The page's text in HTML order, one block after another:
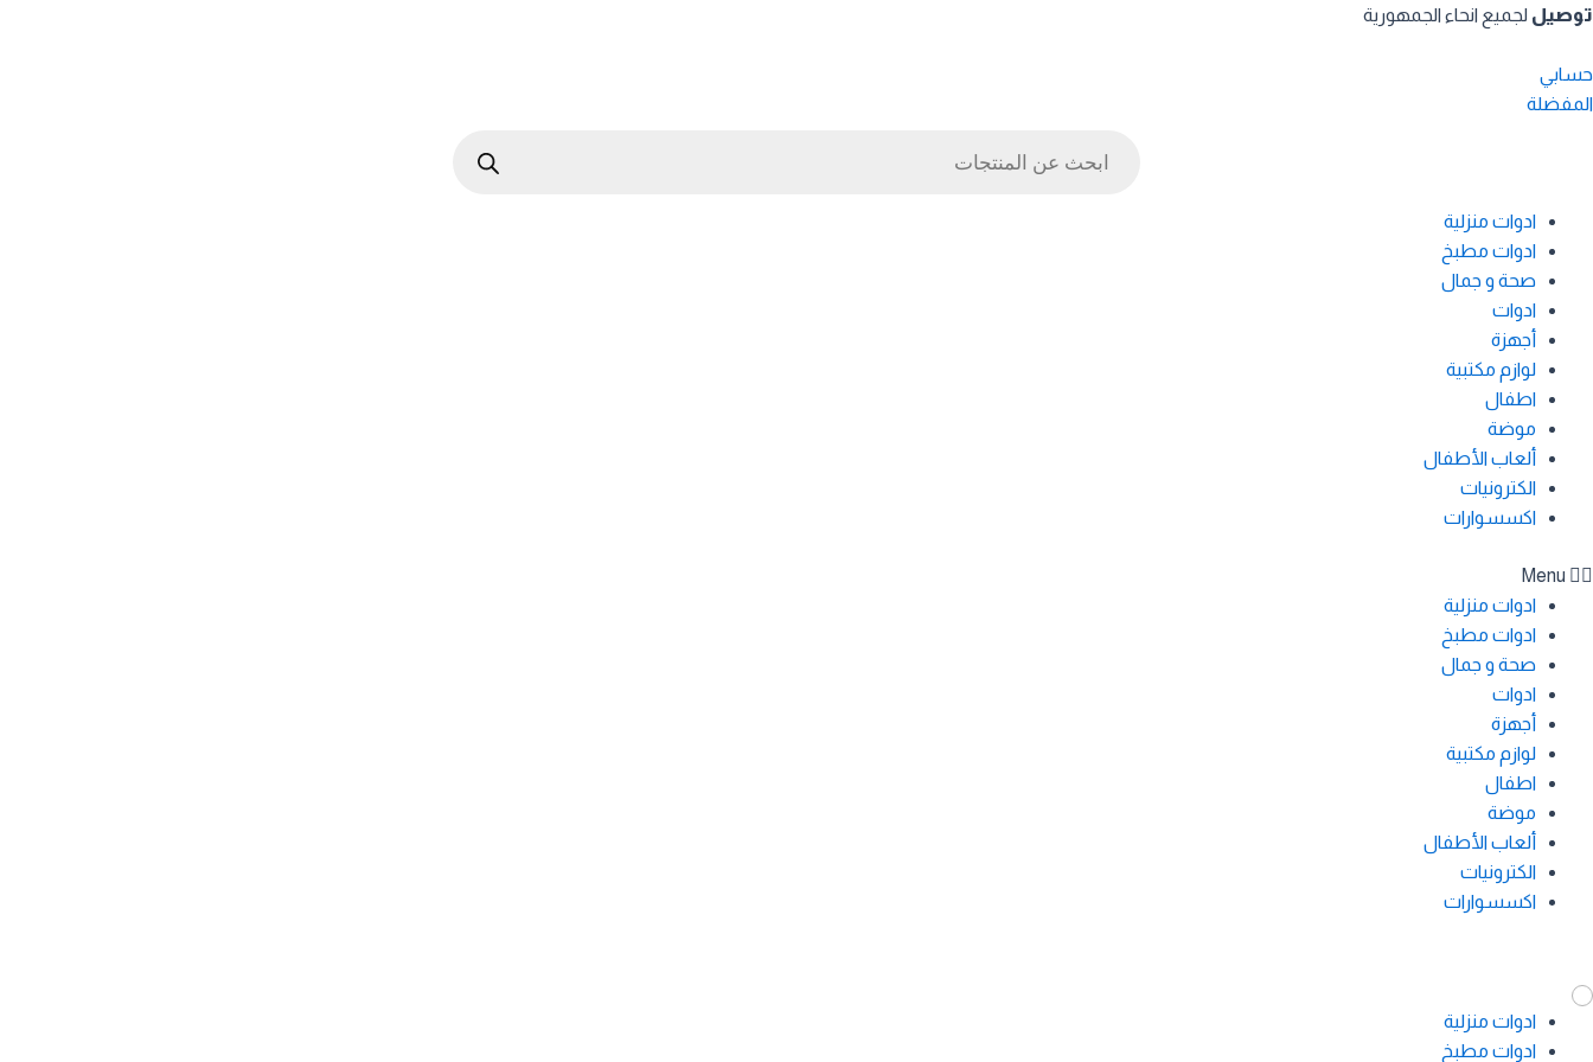
تخطي
المحتوى
توصيل لجميع انحاء الجمهورية
حسابي
المفضلة
search
ادوات منزلية
ادوات مطبخ
صحة و جمال
ادوات
أجهزة
لوازم مكتبية
اطفال
موضة
ألعاب الأطفال
الكترونيات
اكسسوارات
Menu
ادوات منزلية
ادوات مطبخ
صحة و جمال
ادوات
أجهزة
لوازم مكتبية
اطفال
موضة
ألعاب الأطفال
الكترونيات
اكسسوارات
ادوات منزلية
ادوات مطبخ